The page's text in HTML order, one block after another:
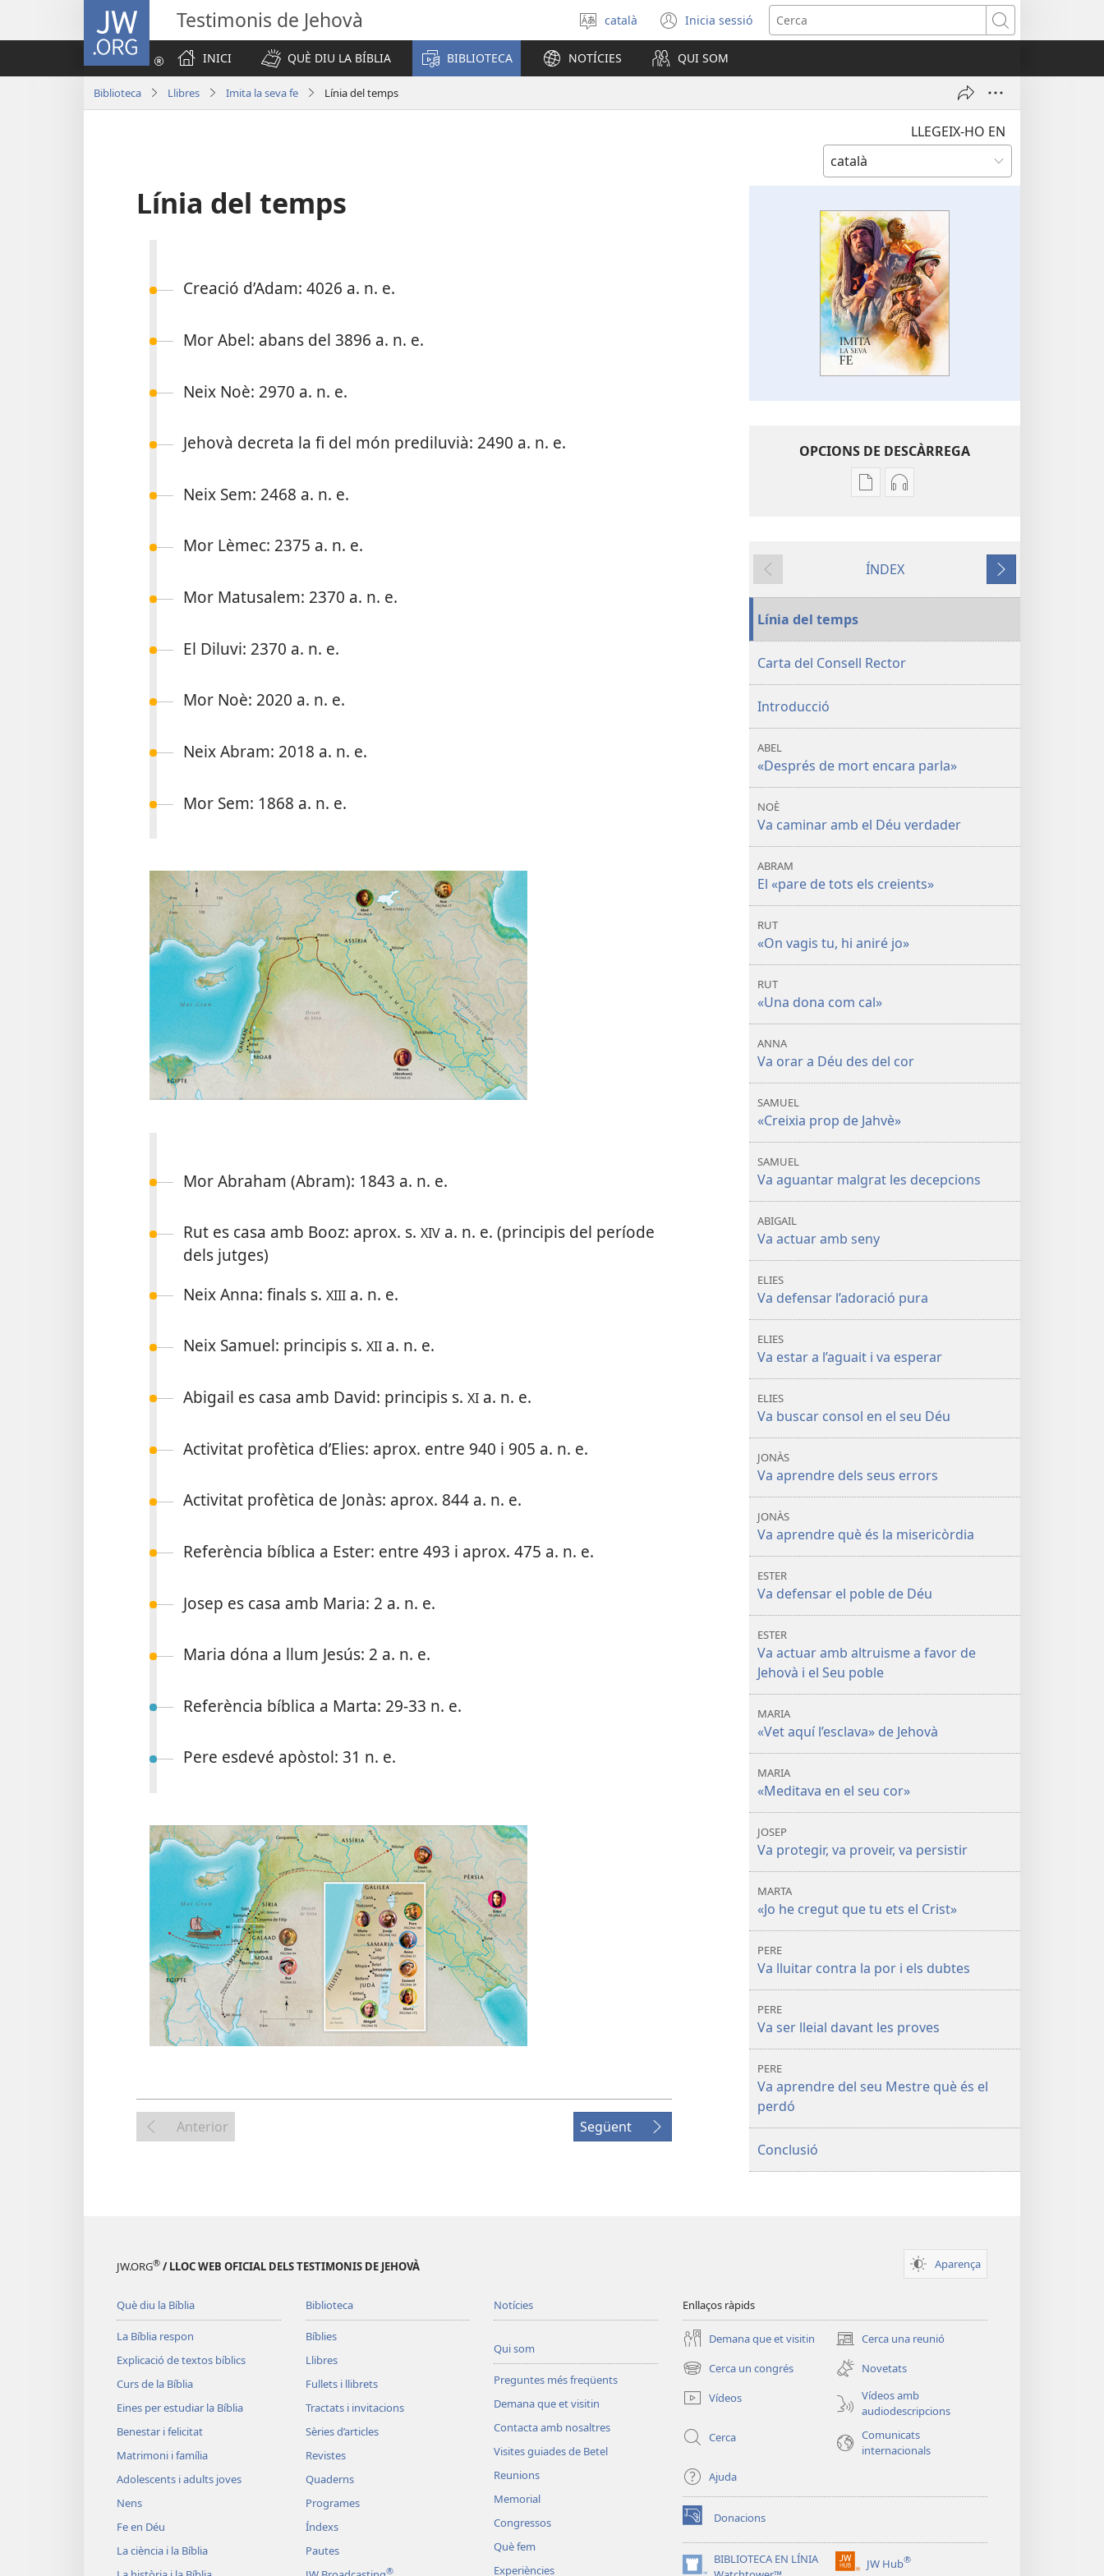
JW.ORG Testimonis de Jehovà
Selecciona
un
idioma
català Inicia sessió
(obre
una
finestra
nova)
Cerca
INICI
QUÈ DIU LA BÍBLIA BIBLIOTECA NOTÍCIES QUI SOM
Biblioteca Llibres Imita la seva fe Línia del temps
LLEGEIX-HO EN
Línia del temps
Creació d’Adam: 4026 a. n. e.
Mor Abel: abans del 3896 a. n. e.
Neix Noè: 2970 a. n. e.
Jehovà decreta la fi del món prediluvià: 2490 a. n. e.
Neix Sem: 2468 a. n. e.
Mor Lèmec: 2375 a. n. e.
Mor Matusalem: 2370 a. n. e.
El Diluvi: 2370 a. n. e.
Mor Noè: 2020 a. n. e.
Neix Abram: 2018 a. n. e.
Mor Sem: 1868 a. n. e.
Mor Abraham (Abram): 1843 a. n. e.
Rut es casa amb Booz: aprox. s. XIV a. n. e. (principis del període
dels jutges)
Neix Anna: finals s. XIII a. n. e.
Neix Samuel: principis s. XII a. n. e.
Abigail es casa amb David: principis s. XI a. n. e.
Activitat profètica d’Elies: aprox. entre 940 i 905 a. n. e.
Activitat profètica de Jonàs: aprox. 844 a. n. e.
Referència bíblica a Ester: entre 493 i aprox. 475 a. n. e.
Josep es casa amb Maria: 2 a. n. e.
Maria dóna a llum Jesús: 2 a. n. e.
Referència bíblica a Marta: 29-33 n. e.
Pere esdevé apòstol: 31 n. e.
Anterior Següent
OPCIONS DE DESCÀRREGA
Opcions
publicacions
Opcions
Imita
Anterior
ÍNDEX
Següent
Línia del temps
Carta del Consell Rector
Introducció
ABEL
«Després de mort encara parla»
NOÈ
Va caminar amb el Déu verdader
ABRAM
El «pare de tots els creients»
RUT
«On vagis tu, hi aniré jo»
RUT
«Una dona com cal»
ANNA
Va orar a Déu des del cor
SAMUEL
«Creixia prop de Jahvè»
SAMUEL
Va aguantar malgrat les decepcions
ABIGAIL
Va actuar amb seny
ELIES
Va defensar l’adoració pura
ELIES
Va estar a l’aguait i va esperar
ELIES
Va buscar consol en el seu Déu
JONÀS
Va aprendre dels seus errors
JONÀS
Va aprendre què és la misericòrdia
ESTER
Va defensar el poble de Déu
ESTER
Va actuar amb altruisme a favor de
Jehovà i el Seu poble
MARIA
«Vet aquí l’esclava» de Jehovà
MARIA
«Meditava en el seu cor»
JOSEP
Va protegir, va proveir, va persistir
MARTA
«Jo he cregut que tu ets el Crist»
PERE
Va lluitar contra la por i els dubtes
PERE
Va ser lleial davant les proves
PERE
Va aprendre del seu Mestre què és el
perdó
Conclusió
JW.ORG® / LLOC WEB OFICIAL DELS TESTIMONIS DE JEHOVÀ Aparença
Què diu la Bíblia
La Bíblia respon
Explicació de textos bíblics
Curs de la Bíblia
Eines per estudiar la Bíblia
Benestar i felicitat
Matrimoni i família
Adolescents i adults joves
Nens
Fe en Déu
La ciència i la Bíblia
Biblioteca
Bíblies
Llibres
Fullets i llibrets
Tractats i invitacions
Sèries d’articles
Revistes
Quaderns
Programes
Índexs
Pautes
®
Notícies
Qui som
Preguntes més freqüents
Demana que et visitin
Contacta amb nosaltres
Visites guiades de Betel
Reunions
Memorial
Congressos
Què fem
Experiències
Enllaços ràpids
Demana que et visitin Cerca una reunió
(obre
una
finestra
nova)
Cerca un congrés
(obre
una
finestra
Novetats
Vídeos
Vídeos amb
audiodescripcions
Cerca
Comunicats
internacionals
Ajuda
Donacions
(obre
una
finestra
nova)
BIBLIOTECA EN LÍNIA
JW Hub®
(obre